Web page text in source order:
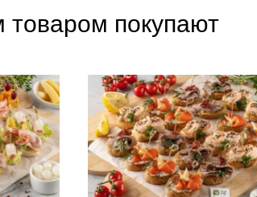
товаром покупают